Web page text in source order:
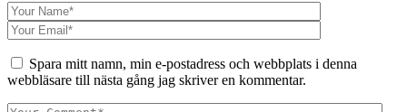
Spara mitt namn, min e-postadress och webbplats i denna
webbläsare till nästa gång jag skriver en kommentar.